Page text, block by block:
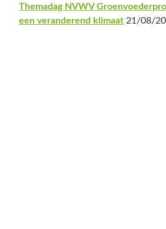
Themadag NVWV
een veranderend klimaat 21/08/